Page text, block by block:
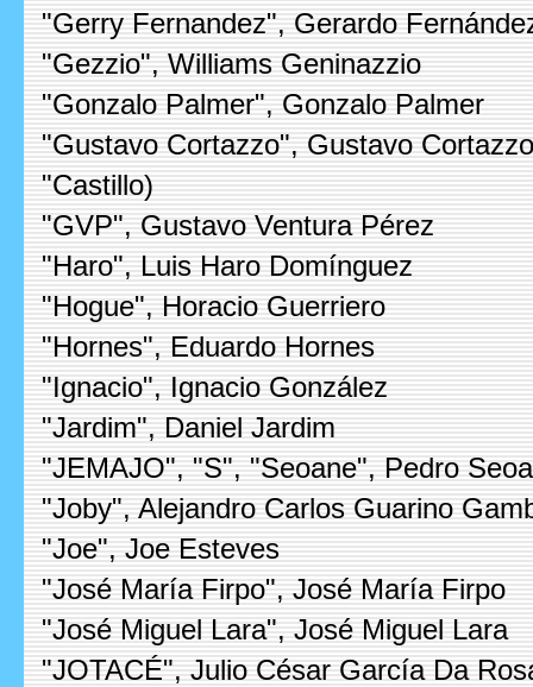
"Gerry Fernandez", Gerardo
"Gezzio", Williams Geninazzio
"Gonzalo Palmer", Gonzalo Palmer
"Gustavo Cortazzo", Gustavo
"Castillo)
"GVP", Gustavo Ventura Pérez
"Haro", Luis Haro Domínguez
"Hogue", Horacio Guerriero
"Hornes", Eduardo Hornes
"Ignacio", Ignacio González
"Jardim", Daniel Jardim
"JEMAJO", "S", "Seoane", Pedro
"Joby", Alejandro Carlos Guarino
"Joe", Joe Esteves
"José María Firpo", José María Firpo
"José Miguel Lara", José Miguel Lara
"JOTACÉ", Julio César García Da